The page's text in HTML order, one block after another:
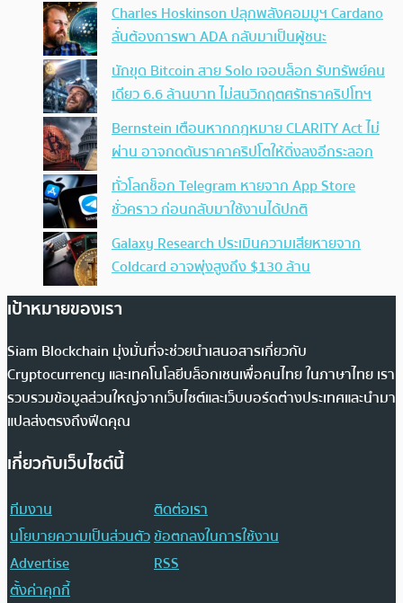
Charles Hoskinson ปลุกพลังคอมมูฯ Cardano
ลั่นต้องการพา ADA กลับมาเป็นผู้ชนะ
นักขุด Bitcoin สาย Solo เจอบล็อก รับทรัพย์คน
เดียว 6.6 ล้านบาท ไม่สนวิกฤตศรัทธาคริปโทฯ
Bernstein เตือนหากกฎหมาย CLARITY Act ไม่
ผ่าน อาจกดดันราคาคริปโตให้ดิ่งลงอีกระลอก
ทั่วโลกช็อก Telegram หายจาก App Store
ชั่วคราว ก่อนกลับมาใช้งานได้ปกติ
Galaxy Research ประเมินความเสียหายจาก
Coldcard อาจพุ่งสูงถึง $130 ล้าน
เป้าหมายของเรา
Siam Blockchain มุ่งมั่นที่จะช่วยนำเสนอสารเกี่ยวกับ
Cryptocurrency และเทคโนโลยีบล็อกเชนเพื่อคนไทย ในภาษาไทย เรา
รวบรวมข้อมูลส่วนใหญ่จากเว็บไซต์และเว็บบอร์ดต่างประเทศและนำมา
แปลส่งตรงถึงฟีดคุณ
เกี่ยวกับเว็บไซต์นี้
ทีมงาน
ติดต่อเรา
นโยบายความเป็นส่วนตัวข้อตกลงในการใช้งาน
Advertise
RSS
ตั้งค่าคุกกี้